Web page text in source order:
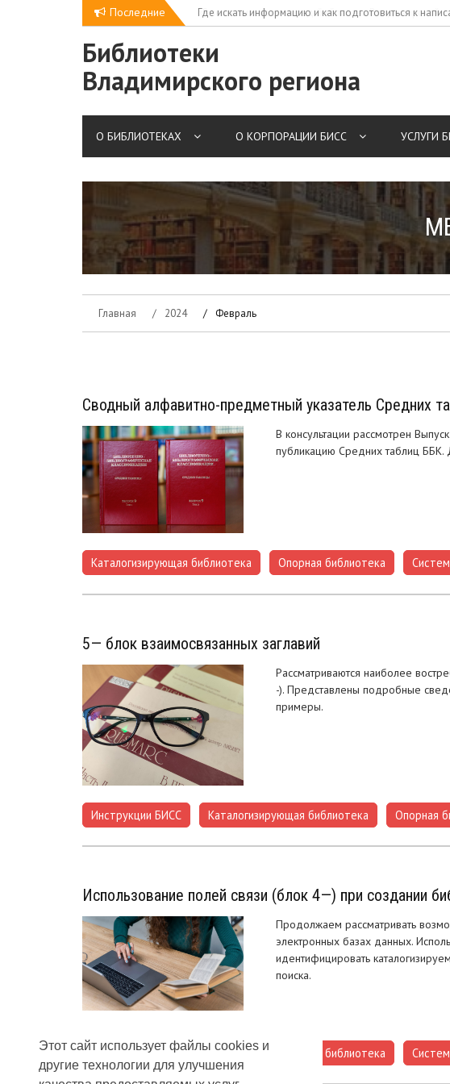
Последние
Где искать информацию и как подготовиться к
заявки. Ресурсы для библиотекарей
«Вместе сильнее»: вклад библиотек Владимирской
поддержку СВО
Библиотеки
Владимирского региона
О БИБЛИОТЕКАХ О КОРПОРАЦИИ БИСС УСЛУГИ
Главная 2024 Февраль
Сводный алфавитно-предметный указатель Средних
В консультации рассмотрен
публикацию Средних таблиц ББК.
Каталогизирующая библиотека Опорная библиотека
5— блок взаимосвязанных заглавий
Рассматриваются наиболее
-). Представлены подробные
примеры.
Инструкции БИСС Каталогизирующая библиотека Опорная
Использование полей связи (блок 4—) при создании
Продолжаем рассматривать
электронных базах данных.
идентифицировать
поиска.
Каталогизирующая библиотека , Опорная библиотека
Этот сайт использует файлы cookies и
другие технологии для улучшения